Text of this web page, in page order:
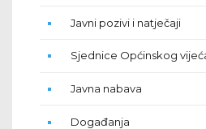
Javni pozivi i natječaji
Sjednice Općinskog
Javna nabava
Događanja